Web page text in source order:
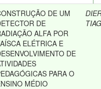
DE UM
DE
ALFA POR
ELÉTRICA E
DE
PARA O
MÉDIO